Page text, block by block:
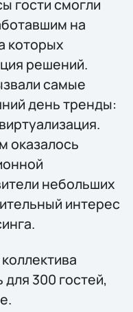
гости смогли
на
которых
решений.
самые
день тренды:
оказалось
небольших
интерес
300 гостей,